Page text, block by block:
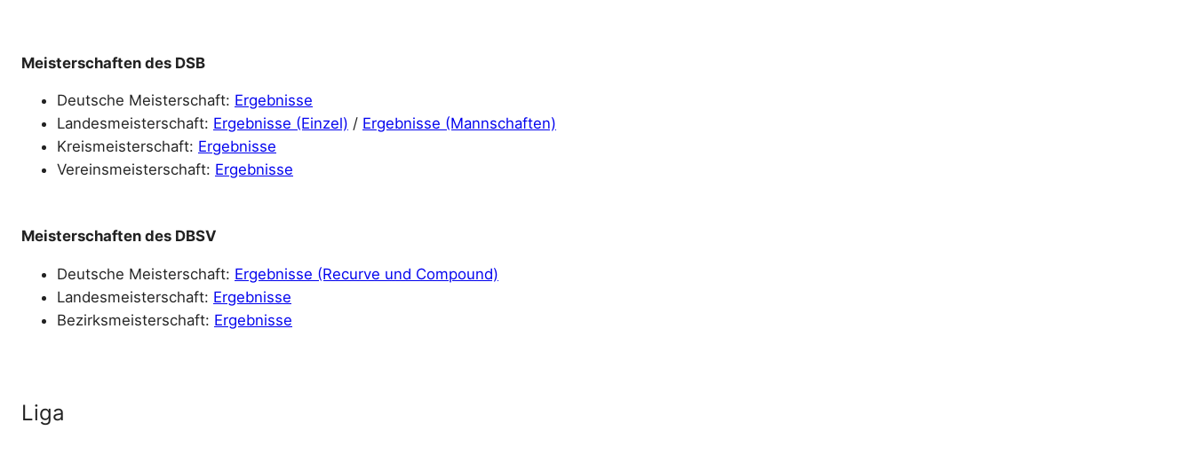
Meisterschaften des DSB
Deutsche Meisterschaft: Ergebnisse
Landesmeisterschaft: Ergebnisse (Einzel) / Ergebnisse (Mannschaften)
Kreismeisterschaft: Ergebnisse
Vereinsmeisterschaft: Ergebnisse
Meisterschaften des DBSV
Deutsche Meisterschaft: Ergebnisse (Recurve und Compound)
Landesmeisterschaft: Ergebnisse
Bezirksmeisterschaft: Ergebnisse
Liga